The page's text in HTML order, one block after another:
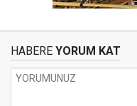
HABERE YORUM KAT